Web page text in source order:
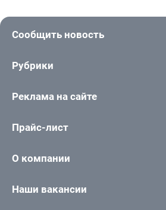
Сообщить новость
Рубрики
Реклама на сайте
Прайс-лист
О компании
Наши вакансии